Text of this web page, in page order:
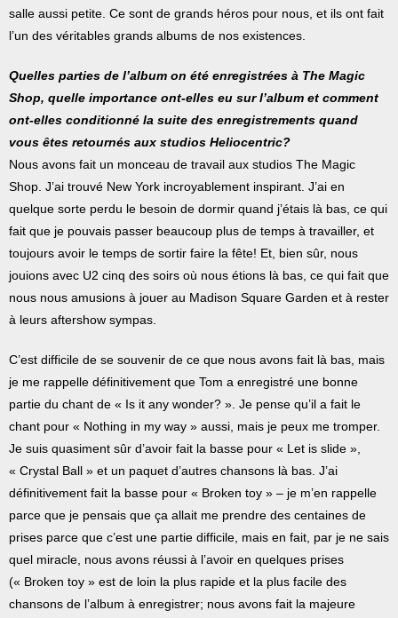
salle aussi petite. Ce sont de grands héros pour nous, et ils ont fait
l’un des véritables grands albums de nos existences.
Quelles parties de l’album on été enregistrées à The Magic
Shop, quelle importance ont-elles eu sur l’album et comment
ont-elles conditionné la suite des enregistrements quand
vous êtes retournés aux studios Heliocentric?
Nous avons fait un monceau de travail aux studios The Magic
Shop. J’ai trouvé New York incroyablement inspirant. J’ai en
quelque sorte perdu le besoin de dormir quand j’étais là bas, ce qui
fait que je pouvais passer beaucoup plus de temps à travailler, et
toujours avoir le temps de sortir faire la fête! Et, bien sûr, nous
jouions avec U2 cinq des soirs où nous étions là bas, ce qui fait que
nous nous amusions à jouer au Madison Square Garden et à rester
à leurs aftershow sympas.
C’est difficile de se souvenir de ce que nous avons fait là bas, mais
je me rappelle définitivement que Tom a enregistré une bonne
partie du chant de « Is it any wonder? ». Je pense qu’il a fait le
chant pour « Nothing in my way » aussi, mais je peux me tromper.
Je suis quasiment sûr d’avoir fait la basse pour « Let is slide »,
« Crystal Ball » et un paquet d’autres chansons là bas. J’ai
définitivement fait la basse pour « Broken toy » – je m’en rappelle
parce que je pensais que ça allait me prendre des centaines de
prises parce que c’est une partie difficile, mais en fait, par je ne sais
quel miracle, nous avons réussi à l’avoir en quelques prises
(« Broken toy » est de loin la plus rapide et la plus facile des
chansons de l’album à enregistrer; nous avons fait la majeure